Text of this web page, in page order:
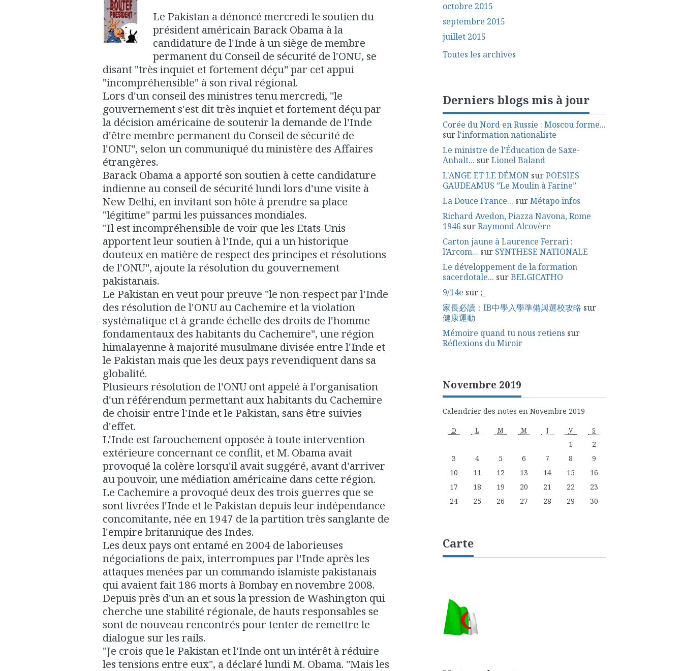
Le Pakistan a dénoncé mercredi le soutien du
président américain Barack Obama à la
candidature de l'Inde à un siège de membre
permanent du Conseil de sécurité de l'ONU, se
disant "très inquiet et fortement déçu" par cet appui
"incompréhensible" à son rival régional.
Lors d'un conseil des ministres tenu mercredi, "le
gouvernement s'est dit très inquiet et fortement déçu par
la décision américaine de soutenir la demande de l'Inde
d'être membre permanent du Conseil de sécurité de
l'ONU", selon un communiqué du ministère des Affaires
étrangères.
Barack Obama a apporté son soutien à cette candidature
indienne au conseil de sécurité lundi lors d'une visite à
New Delhi, en invitant son hôte à prendre sa place
"légitime" parmi les puissances mondiales.
"Il est incompréhensible de voir que les Etats-Unis
apportent leur soutien à l'Inde, qui a un historique
douteux en matière de respect des principes et résolutions
de l'ONU", ajoute la résolution du gouvernement
pakistanais.
Le Pakistan en veut pour preuve "le non-respect par l'Inde
des résolution de l'ONU au Cachemire et la violation
systématique et à grande échelle des droits de l'homme
fondamentaux des habitants du Cachemire", une région
himalayenne à majorité musulmane divisée entre l'Inde et
le Pakistan mais que les deux pays revendiquent dans sa
globalité.
Plusieurs résolution de l'ONU ont appelé à l'organisation
d'un référendum permettant aux habitants du Cachemire
de choisir entre l'Inde et le Pakistan, sans être suivies
d'effet.
L'Inde est farouchement opposée à toute intervention
extérieure concernant ce conflit, et M. Obama avait
provoqué la colère lorsqu'il avait suggéré, avant d'arriver
au pouvoir, une médiation américaine dans cette région.
Le Cachemire a provoqué deux des trois guerres que se
sont livrées l'Inde et le Pakistan depuis leur indépendance
concomitante, née en 1947 de la partition très sanglante de
l'empire britannique des Indes.
Les deux pays ont entamé en 2004 de laborieuses
négociations de paix, interrompues par l'Inde après les
attaques menées par un commando islamiste pakistanais
qui avaient fait 186 morts à Bombay en novembre 2008.
Depuis près d'un an et sous la pression de Washington qui
cherche une stabilité régionale, de hauts responsables se
sont de nouveau rencontrés pour tenter de remettre le
dialogue sur les rails.
"Je crois que le Pakistan et l'Inde ont un intérêt à réduire
les tensions entre eux", a déclaré lundi M. Obama. "Mais les
octobre 2015
septembre 2015
juillet 2015
Toutes les archives
Derniers blogs mis à jour
Corée du Nord en Russie : Moscou forme...
surl'information nationaliste
Le ministre de l'Éducation de Saxe-
Anhalt... surLionel Baland
L'ANGE ET LE DÉMON surPOESIES
GAUDEAMUS ”Le Moulin à Farine”
La Douce France... surMétapo infos
Richard Avedon, Piazza Navona, Rome
1946 surRaymond Alcovère
Carton jaune à Laurence Ferrari :
l’Arcom... sur SYNTHESE NATIONALE
Le développement de la formation
sacerdotale... surBELGICATHO
9/14e sur ;_
家長必讀：IB中學入學準備與選校攻略 sur
健康運動
Mémoire quand tu nous retiens sur
Réflexions du Miroir
Novembre 2019
Calendrier des notes en Novembre 2019
D L M M J V S
1
2
3
4 5 6 7 8
9
10
11 12 13 14 15
16
17
18 19 20 21 22
23
24
25 26 27 28 29 30
Carte